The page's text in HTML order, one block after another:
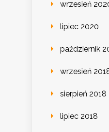
wrzesień
lipiec 2020
październik
wrzesień
sierpień 2018
lipiec 2018